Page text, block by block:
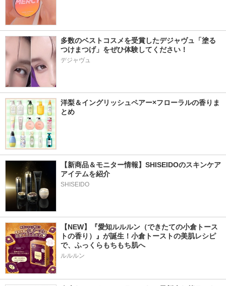
多数のベストコスメを受賞したデジャヴュ「塗る
つけまつげ」をぜひ体験してください！
デジャヴュ
洋梨＆イングリッシュペアー×フローラルの香りま
とめ
【新商品＆モニター情報】SHISEIDOのスキンケア
アイテムを紹介
SHISEIDO
【NEW】『愛知ルルルン（できたての小倉トース
トの香り）』が誕生！小倉トーストの美肌レシピ
で、ふっくらもちもち肌へ
ルルルン